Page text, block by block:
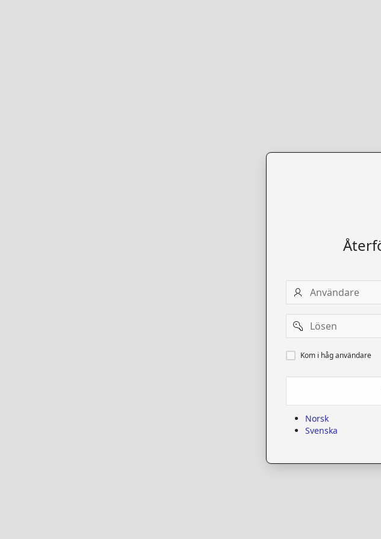
Användare
Password
Kom
i
Kom i håg användare
Norsk
Svenska